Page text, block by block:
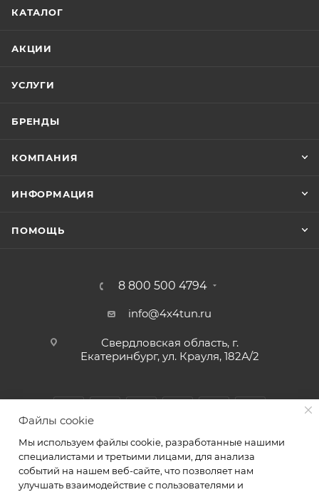
КАТАЛОГ
АКЦИИ
УСЛУГИ
БРЕНДЫ
КОМПАНИЯ
ИНФОРМАЦИЯ
ПОМОЩЬ
8 800 500 4794
info@4x4tun.ru
Свердловская область, г.
Екатеринбург, ул. Крауля, 182А/2
Файлы cookie
Мы используем файлы cookie, разработанные нашими
специалистами и третьими лицами, для анализа
событий на нашем веб-сайте, что позволяет нам
улучшать взаимодействие с пользователями и